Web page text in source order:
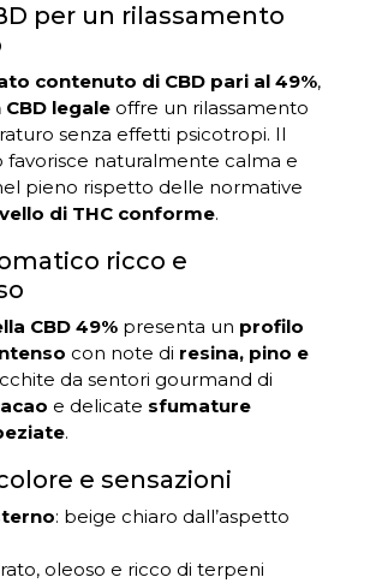
per un rilassamento
contenuto di CBD pari al 49%,
CBD legale offre un rilassamento
senza effetti psicotropi. Il
favorisce naturalmente calma e
pieno rispetto delle normative
di THC conforme.
ricco e
CBD 49% presenta un profilo
con note di resina, pino e
da sentori gourmand di
e delicate sfumature
.
e sensazioni
: beige chiaro dall’aspetto
oleoso e ricco di terpeni